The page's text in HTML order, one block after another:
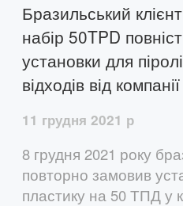
Бразильський
набір 50TPD
установки для
відходів від
11 грудня 2021 р
8 грудня 2021 року
повторно замовив
пластику на 50 ТПД у